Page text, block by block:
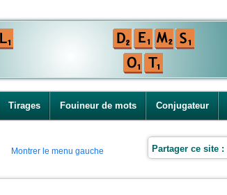
Tirages Fouineur de mots Conjugateur
Montrer le menu gauche Partager ce site :